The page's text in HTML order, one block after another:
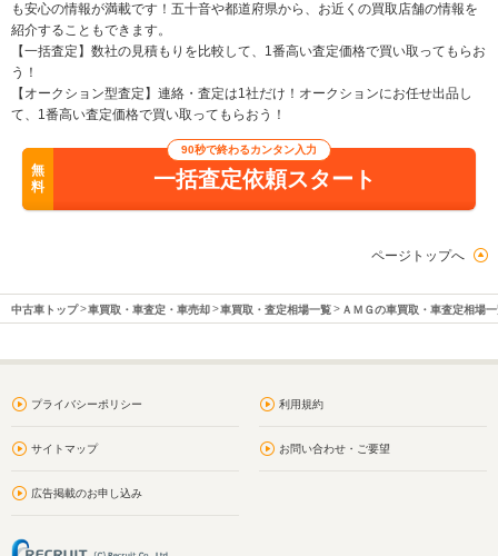
も安心の情報が満載です！五十音や都道府県から、お近くの買取店舗の情報を
紹介することもできます。
【一括査定】数社の見積もりを比較して、1番高い査定価格で買い取ってもらお
う！
【オークション型査定】連絡・査定は1社だけ！オークションにお任せ出品し
て、1番高い査定価格で買い取ってもらおう！
無
料
90秒で終わるカンタン入力
一括査定依頼スタート
ページトップへ
中古車トップ 車買取・車査定・車売却 車買取・査定相場一覧 ＡＭＧの車買取・車査定相場
プライバシーポリシー 利用規約
サイトマップ お問い合わせ・ご要望
広告掲載のお申し込み